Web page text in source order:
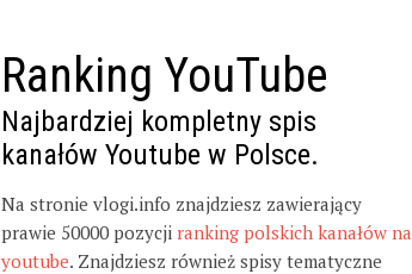
Ranking YouTube
Najbardziej kompletny spis
kanałów Youtube w Polsce.
Na stronie vlogi.info znajdziesz zawierający
prawie 50000 pozycji ranking polskich kanałów na
youtube. Znajdziesz również spisy tematyczne